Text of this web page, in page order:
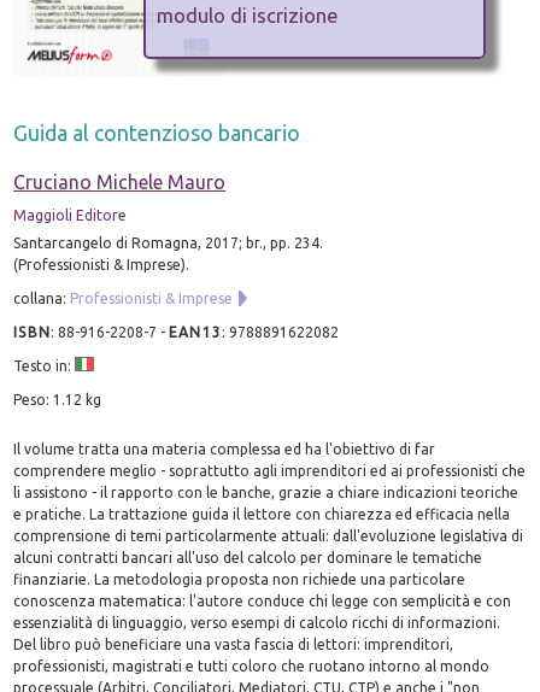
Guida al contenzioso bancario
Cruciano Michele Mauro
Maggioli Editore
Santarcangelo di Romagna, 2017; br., pp. 234.
(Professionisti & Imprese).
collana: Professionisti & Imprese
ISBN:88-916-2208-7 - EAN13 :9788891622082
Testo in:
Peso: 1.12 kg
Il volume tratta una materia complessa ed ha l'obiettivo di far
comprendere meglio - soprattutto agli imprenditori ed ai professionisti che
li assistono - il rapporto con le banche, grazie a chiare indicazioni teoriche
e pratiche. La trattazione guida il lettore con chiarezza ed efficacia nella
comprensione di temi particolarmente attuali: dall'evoluzione legislativa di
alcuni contratti bancari all'uso del calcolo per dominare le tematiche
finanziarie. La metodologia proposta non richiede una particolare
conoscenza matematica: l'autore conduce chi legge con semplicità e con
essenzialità di linguaggio, verso esempi di calcolo ricchi di informazioni.
Del libro può beneficiare una vasta fascia di lettori: imprenditori,
professionisti, magistrati e tutti coloro che ruotano intorno al mondo
processuale (Arbitri, Conciliatori, Mediatori, CTU, CTP) e anche i "non
modulo di iscrizione